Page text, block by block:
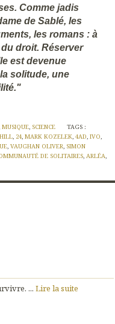
Comme jadis
de Sablé, les
les romans : à
droit. Réserver
est devenue
solitude, une
MUSIQUE, SCIENCE
TAGS :
, 24, MARK KOZELEK, 4AD, IVO,
, VAUGHAN OLIVER, SIMON
DE SOLITAIRES, ARLÉA,
... Lire la suite